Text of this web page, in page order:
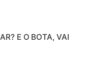
E O BOTA, VAI